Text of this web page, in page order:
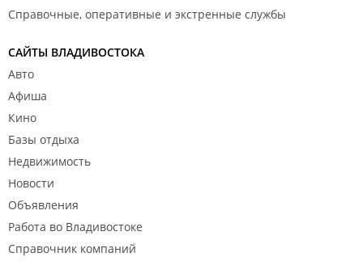
Справочные, оперативные и экстренные службы
САЙТЫ ВЛАДИВОСТОКА
Авто
Афиша
Кино
Базы отдыха
Недвижимость
Новости
Объявления
Работа во Владивостоке
Справочник компаний